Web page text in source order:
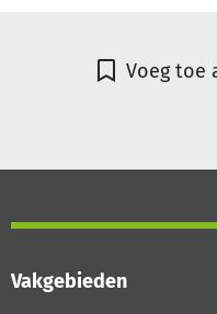
Voeg toe
Vakgebieden